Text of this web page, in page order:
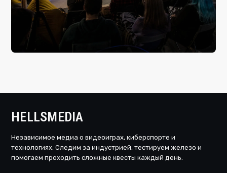
Стрим
HELLSMEDIA
Независимое медиа о видеоиграх, киберспорте и
технологиях. Следим за индустрией, тестируем железо и
помогаем проходить сложные квесты каждый день.